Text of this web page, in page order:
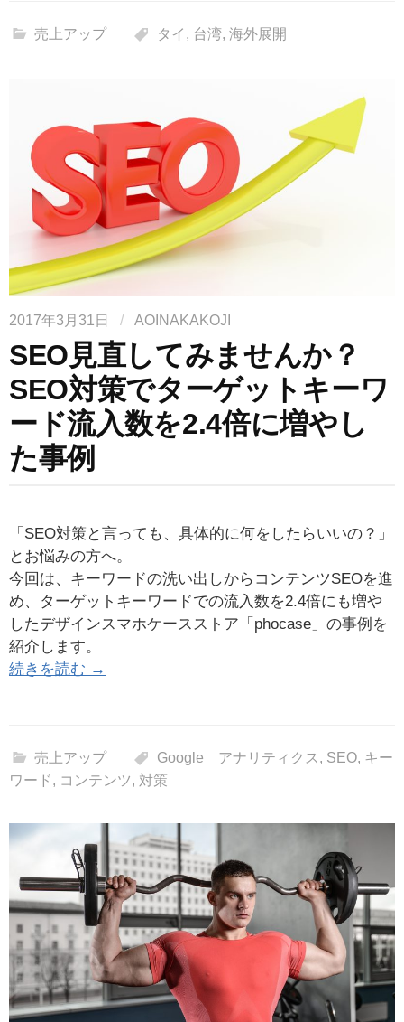
売上アップ タイ , 台湾, 海外展開
2017年3月31日 / AOINAKAKOJI
SEO見直してみませんか？
SEO対策でターゲットキーワ
ード流入数を2.4倍に増やし
た事例
「SEO対策と言っても、具体的に何をしたらいいの？」
とお悩みの方へ。
今回は、キーワードの洗い出しからコンテンツSEOを進
め、ターゲットキーワードでの流入数を2.4倍にも増や
したデザインスマホケースストア「phocase」の事例を
紹介します。
続きを読む →
売上アップ Google アナリティクス , SEO, キー
ワード, コンテンツ, 対策